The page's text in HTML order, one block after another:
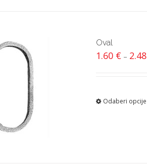
Oval
1.60 € – 2.48
Odaberi opcije